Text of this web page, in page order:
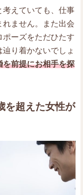
考えていても、仕事
れません。また出会
ーズをただひたす
り着かないでしょ
を前提にお相手を探
を超えた女性が